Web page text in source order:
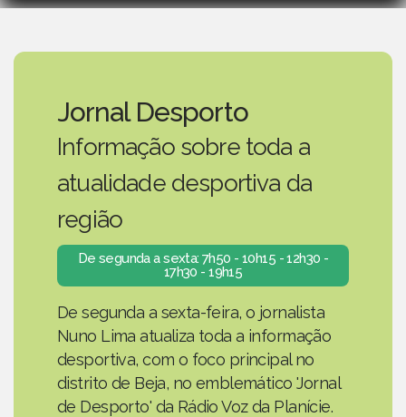
Jornal Desporto
Informação sobre toda a
atualidade desportiva da
região
De segunda a sexta: 7h50 - 10h15 - 12h30 -
17h30 - 19h15
De segunda a sexta-feira, o jornalista
Nuno Lima atualiza toda a informação
desportiva, com o foco principal no
distrito de Beja, no emblemático 'Jornal
de Desporto' da Rádio Voz da Planície.